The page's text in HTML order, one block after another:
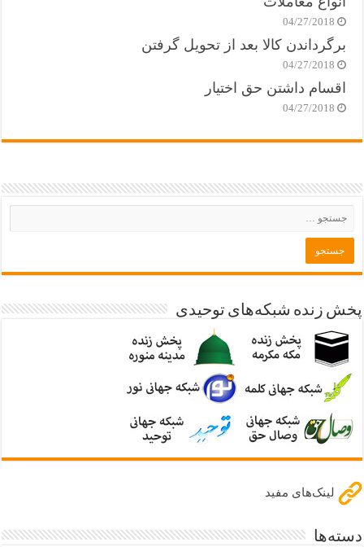
04/27/2018
برگرداندن کالا بعد از تحویل گرفتن
04/27/2018
اقسام داشتن حق اختیار
04/27/2018
پخش زنده شبکه‌های توحیدی
لینک‌های مفید
دسته‌ها